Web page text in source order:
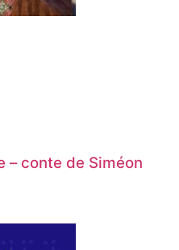
– conte de Siméon